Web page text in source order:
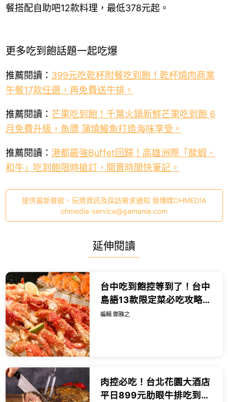
餐搭配自助吧12款料理，最低378元起。
更多吃到飽話題一起吃爆
推薦閱讀： 399元吃乾杯附餐吃到飽！乾杯燒肉商業
午餐17款任選，再免費送牛排。
推薦閱讀： 芒果吃到飽！千葉火鍋新鮮芒果吃到飽 6
月免費升級，魚膘 蒲燒鰻魚打造海味享受。
推薦閱讀： 港都最強Buffet回歸！高雄洲際「龍蝦、
和牛」吃到飽限時搶訂，開賣時間快筆記。
提供最新餐飲、玩樂資訊及採訪需求通知 我傳媒OHMEDIA
ohmedia-service@gamania.com
延伸閱讀
台中吃到飽控等到了！台中
島語13款限定菜必吃攻略，
芋香佛跳牆 芋頭奶酒先推。
編輯 鄭雅之
肉控必吃！台北花園大酒店
平日899元肋眼牛排吃到